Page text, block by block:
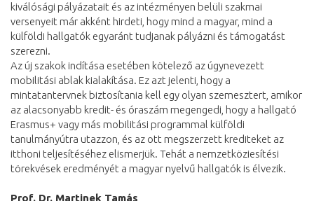
kiválósági pályázatait és az intézményen belüli szakmai
versenyeit már akként hirdeti, hogy mind a magyar, mind a
külföldi hallgatók egyaránt tudjanak pályázni és támogatást
szerezni.
Az új szakok indítása esetében kötelező az úgynevezett
mobilitási ablak kialakítása. Ez azt jelenti, hogy a
mintatantervnek biztosítania kell egy olyan szemesztert, amikor
az alacsonyabb kredit- és óraszám megengedi, hogy a hallgató
Erasmus+ vagy más mobilitási programmal külföldi
tanulmányútra utazzon, és az ott megszerzett krediteket az
itthoni teljesítéséhez elismerjük. Tehát a nemzetköziesítési
törekvések eredményét a magyar nyelvű hallgatók is élvezik.
Prof. Dr. Martinek Tamás